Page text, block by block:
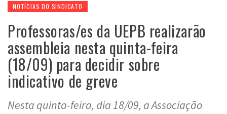
NOTÍCIAS DO SINDICATO
Professoras/es da UEPB realizarão
assembleia nesta quinta-feira
(18/09) para decidir sobre
indicativo de greve
Nesta quinta-feira, dia 18/09, a Associação